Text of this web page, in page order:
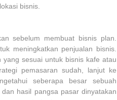
bisnis.
sebelum membuat bisnis plan.
meningkatkan penjualan bisnis.
sesuai untuk bisnis kafe atau
pemasaran sudah, lanjut ke
seberapa besar sebuah
hasil pangsa pasar dinyatakan